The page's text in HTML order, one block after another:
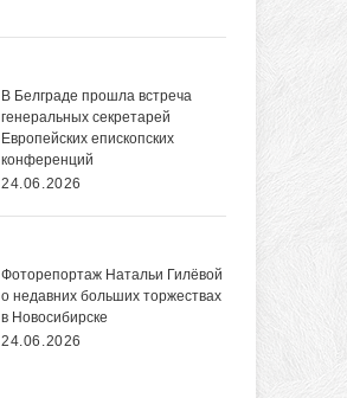
В Белграде прошла встреча
генеральных секретарей
Европейских епископских
конференций
24.06.2026
Фоторепортаж Натальи Гилёвой
о недавних больших торжествах
в Новосибирске
24.06.2026